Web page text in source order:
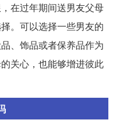
在过年期间送男友父母
。可以选择一些男友的
、饰品或者保养品作为
关心，也能够增进彼此